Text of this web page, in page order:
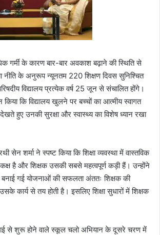
गर्मी के कारण बार-बार अवकाश बढ़ाने की स्थिति से
नीति के अनुरूप न्यूनतम 220 शिक्षण दिवस सुनिश्चित
विद्यालय प्रत्येक वर्ष 25 जून से संचालित होंगे।
किया कि विद्यालय खुलने पर बच्चों का आत्मीय स्वागत
देखते हुए उनकी सुरक्षा और स्वास्थ्य का विशेष ध्यान रखा
सेन शर्मा ने स्पष्ट किया कि शिक्षा व्यवस्था में वास्तविक
कक्ष है और शिक्षक उसकी सबसे महत्वपूर्ण कड़ी हैं। उन्होंने
गई योजनाओं की सफलता अंततः शिक्षक की
कार्य से तय होती है। इसलिए शिक्षा सुधारों में शिक्षक
से शुरू होने वाले स्कूल चलो अभियान के दूसरे चरण में